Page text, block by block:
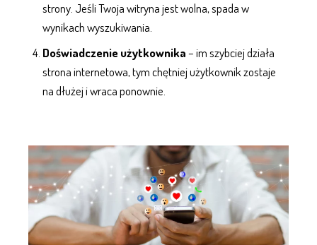
strony. Jeśli Twoja witryna jest wolna, spada w
wynikach wyszukiwania
Doświadczenie użytkownika– im szybciej działa
strona internetowa, tym chętniej użytkownik zostaje
na dłużej i wraca ponownie.